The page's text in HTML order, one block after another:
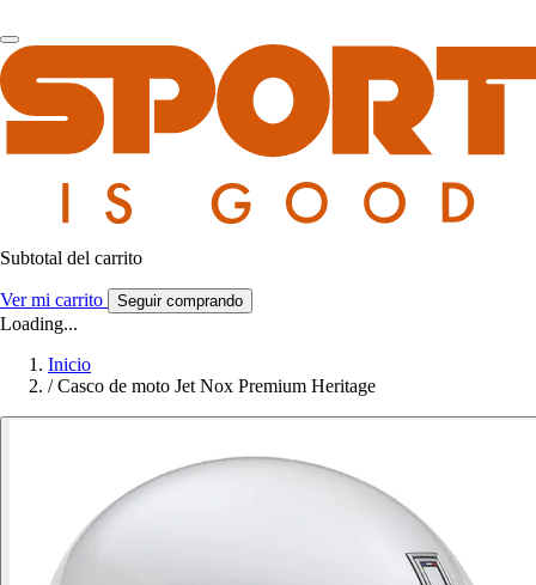
Subtotal del carrito
Ver mi carrito Seguir comprando
Loading...
Inicio
/ Casco de moto Jet Nox Premium Heritage